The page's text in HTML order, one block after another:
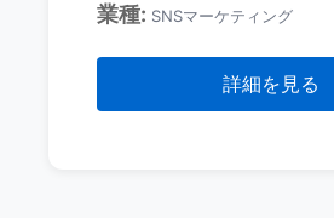
業種: SNSマーケティング
詳細を見る